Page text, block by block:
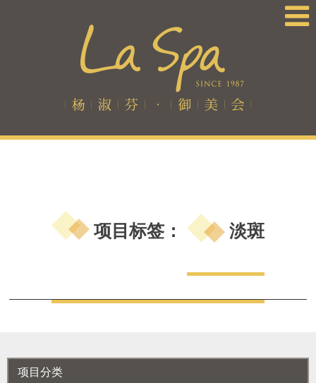
项目标签： 淡斑
项目分类